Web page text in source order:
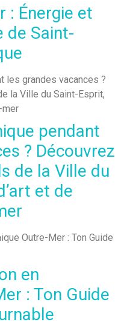
: Énergie et
de Saint-
pendant
? Découvrez
de la Ville du
et de
en
: Ton Guide